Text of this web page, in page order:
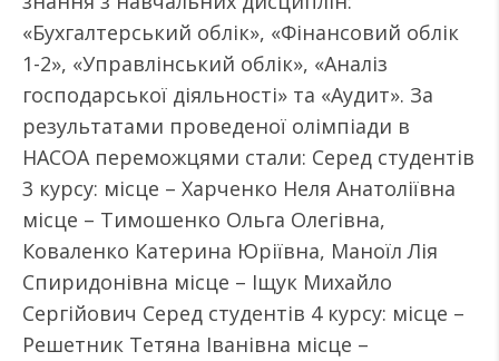
«Бухгалтерський облік», «Фінансовий облік
1-2», «Управлінський облік», «Аналіз
господарської діяльності» та «Аудит». За
результатами проведеної олімпіади в
НАСОА переможцями стали: Серед студентів
3 курсу: місце – Харченко Неля Анатоліївна
місце – Тимошенко Ольга Олегівна,
Коваленко Катерина Юріївна, Маноїл Лія
Спиридонівна місце – Іщук Михайло
Сергійович Серед студентів 4 курсу: місце –
Решетник Тетяна Іванівна місце –